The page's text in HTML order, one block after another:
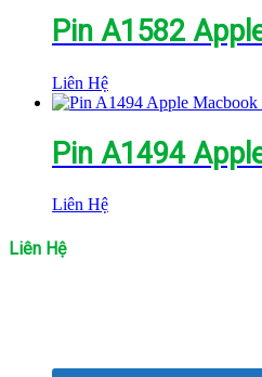
Pin A1582
Liên Hệ
Pin A1494
Liên Hệ
Liên Hệ